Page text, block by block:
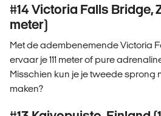
#14 Victoria Falls Bridge,
meter)
Met de adembenemende Victoria
ervaar je 111 meter of pure
Misschien kun je je tweede sprong
maken?